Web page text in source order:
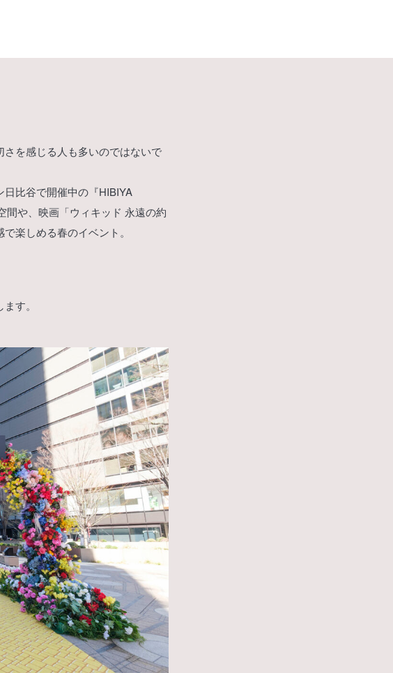
を感じる人も多いのではないで
比谷で開催中の『HIBIYA
間や、映画「ウィキッド 永遠の約
楽しめる春のイベント。
す。